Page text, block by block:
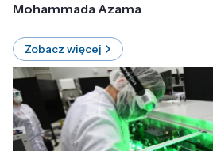
Mohammada Azama
Zobacz więcej